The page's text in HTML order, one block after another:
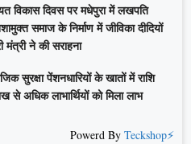
विकास दिवस पर मधेपुरा में लखपति
समाज के निर्माण में जीविका दीदियों
मंत्री ने की सराहना
सुरक्षा पेंशनधारियों के खातों में राशि
से अधिक लाभार्थियों को मिला लाभ
Powerd By Teckshop⚡